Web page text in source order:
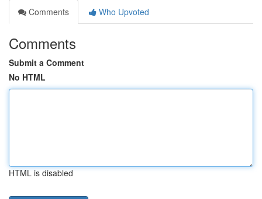
Comments
Who Upvoted
Comments
Submit a Comment
No HTML
HTML is disabled